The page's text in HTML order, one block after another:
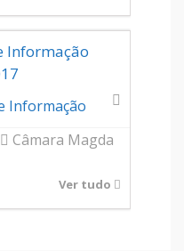
Informação
Informação
Câmara Magda
Ver tudo